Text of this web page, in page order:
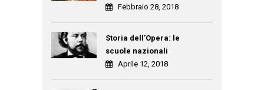
Febbraio 28, 2018
Storia dell’Opera: le
scuole nazionali
Aprile 12, 2018